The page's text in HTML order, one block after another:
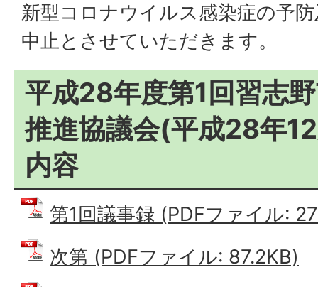
新型コロナウイルス感染症の予
中止とさせていただきます。
平成28年度第1回習志
推進協議会(平成28年
内容
第1回議事録 (PDFファイル:
次第 (PDFファイル: 87.2KB)